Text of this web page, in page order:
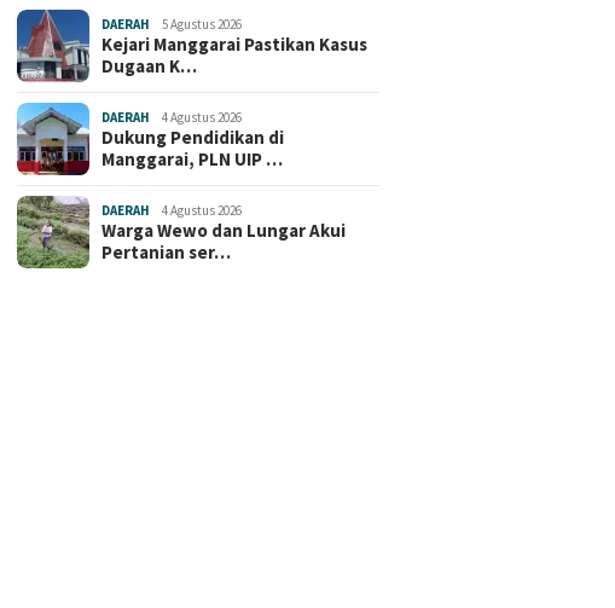
DAERAH 5 Agustus 2026
Kejari Manggarai Pastikan Kasus
Dugaan K…
DAERAH 4 Agustus 2026
Dukung Pendidikan di
Manggarai, PLN UIP …
DAERAH 4 Agustus 2026
Warga Wewo dan Lungar Akui
Pertanian ser…